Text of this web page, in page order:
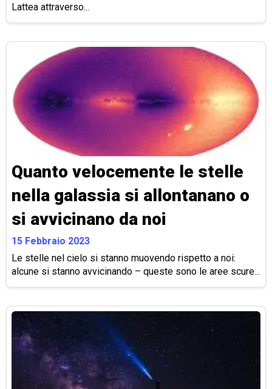
Lattea attraverso...
Quanto velocemente le stelle
nella galassia si allontanano o
si avvicinano da noi
15 Febbraio 2023
Le stelle nel cielo si stanno muovendo rispetto a noi:
alcune si stanno avvicinando – queste sono le aree scure...